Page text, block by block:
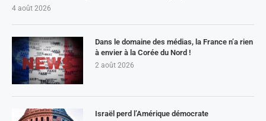
4 août 2026
Dans le domaine des médias, la France n’a rien
à envier à la Corée du Nord !
2 août 2026
Israël perd l’Amérique démocrate